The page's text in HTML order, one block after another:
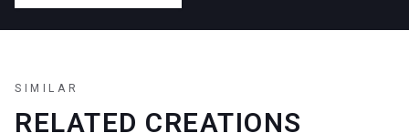
SIMILAR
RELATED CREATIONS